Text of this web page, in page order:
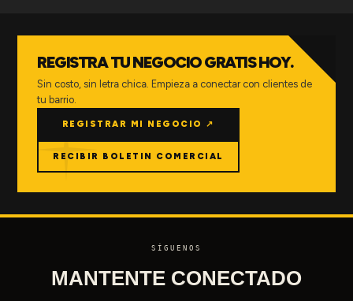
REGISTRA TU NEGOCIO GRATIS HOY.
Sin costo, sin letra chica. Empieza a conectar con clientes de
tu barrio.
REGISTRAR MI NEGOCIO ↗
RECIBIR BOLETIN COMERCIAL
SÍGUENOS
MANTENTE CONECTADO